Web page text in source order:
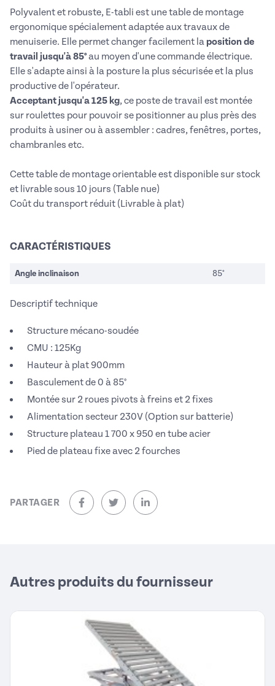
Polyvalent et robuste, E-tabli est une table de montage
ergonomique spécialement adaptée aux travaux de
menuiserie. Elle permet changer facilement la position de
travail jusqu'à 85°au moyen d'une commande électrique.
Elle s'adapte ainsi à la posture la plus sécurisée et la plus
productive de l'opérateur.
Acceptant jusqu'a 125 kg, ce poste de travail est montée
sur roulettes pour pouvoir se positionner au plus près des
produits à usiner ou à assembler : cadres, fenêtres, portes,
chambranles etc.
Cette table de montage orientable est disponible sur stock
et livrable sous 10 jours (Table nue)
Coût du transport réduit (Livrable à plat)
CARACTÉRISTIQUES
Angle inclinaison 85°
Descriptif technique
Structure mécano-soudée
CMU : 125Kg
Hauteur à plat 900mm
Basculement de 0 à 85°
Montée sur 2 roues pivots à freins et 2 fixes
Alimentation secteur 230V (Option sur batterie)
Structure plateau 1 700 x 950 en tube acier
Pied de plateau fixe avec 2 fourches
PARTAGER
sur Facebook (nouvelle fenêtre)
sur Twitter (nouvelle fenêtre)
sur Linkedin (nouvelle fenêtre)
Autres produits du fournisseur